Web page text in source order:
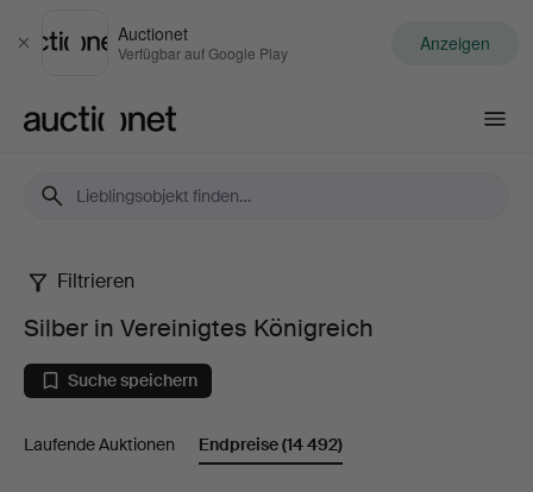
Schließen
Auctionet
Verfügbar auf Google Play Anzeigen
Silber
in
Vereinigtes
Königreich
Filtrieren
Silber in Vereinigtes Königreich
Suche speichern
Laufende Auktionen Endpreise(14 492)